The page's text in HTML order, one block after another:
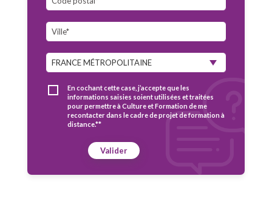
En cochant cette case, j’accepte que les
informations saisies soient utilisées et traitées
pour permettre à Culture et Formation de me
recontacter dans le cadre de projet de formation à
distance.**
Valider